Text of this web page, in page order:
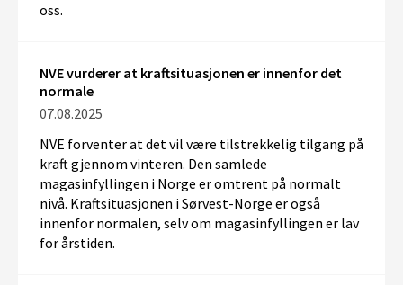
oss.
NVE vurderer at kraftsituasjonen er innenfor det
normale
07.08.2025
NVE forventer at det vil være tilstrekkelig tilgang på
kraft gjennom vinteren. Den samlede
magasinfyllingen i Norge er omtrent på normalt
nivå. Kraftsituasjonen i Sørvest-Norge er også
innenfor normalen, selv om magasinfyllingen er lav
for årstiden.